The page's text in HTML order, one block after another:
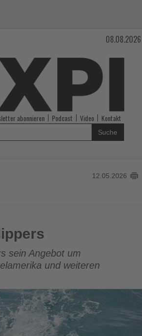
08.08.2026
abonnieren Podcast Video Kontakt
Suche
12.05.2026
sein Angebot um
und weiteren